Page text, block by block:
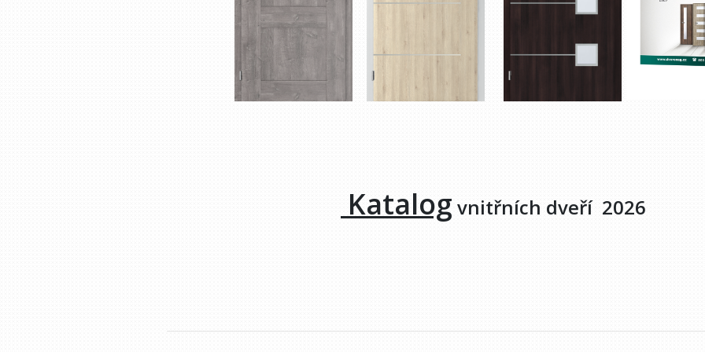
Katalog vnitřních dveří